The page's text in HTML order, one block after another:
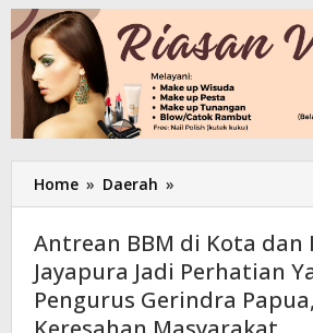
Home » Daerah »
BBM
di
Kota
dan
Kabupaten
Jayapura
Antrean BBM di Kota dan
Jayapura Jadi Perhatian
Pengurus Gerindra